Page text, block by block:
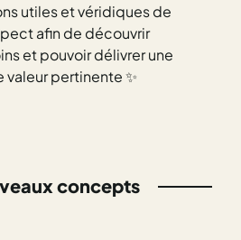
utiles et véridiques de
afin de découvrir
et pouvoir délivrer une
pertinente ✨
concepts